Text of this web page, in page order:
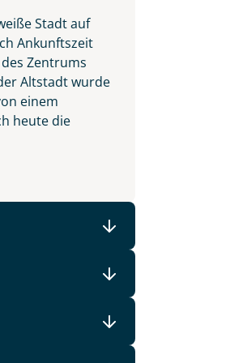
Stadt auf
Ankunftszeit
Zentrums
Altstadt wurde
einem
heute die